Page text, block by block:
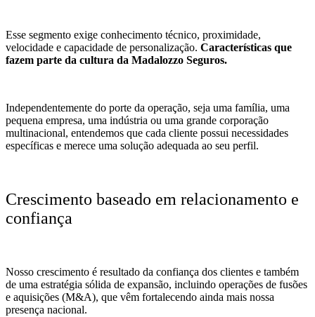
Esse segmento exige conhecimento técnico, proximidade,
velocidade e capacidade de personalização. Características que
fazem parte da cultura da Madalozzo Seguros.
Independentemente do porte da operação, seja uma família, uma
pequena empresa, uma indústria ou uma grande corporação
multinacional, entendemos que cada cliente possui necessidades
específicas e merece uma solução adequada ao seu perfil.
Crescimento baseado em relacionamento e
confiança
Nosso crescimento é resultado da confiança dos clientes e também
de uma estratégia sólida de expansão, incluindo operações de fusões
e aquisições (M&A), que vêm fortalecendo ainda mais nossa
presença nacional.